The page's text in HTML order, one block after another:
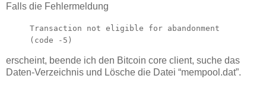
Falls die Fehlermeldung
Transaction not eligible for abandonment
(code -5)
erscheint, beende ich den Bitcoin core client, suche das
Daten-Verzeichnis und Lösche die Datei “mempool.dat”.